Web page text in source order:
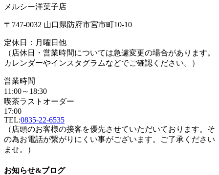
メルシー洋菓子店
〒747-0032 山口県防府市宮市町10-10
定休日：月曜日他
（店休日・営業時間については急遽変更の場合があります。
カレンダーやインスタグラムなどでご確認ください。）
営業時間
11:00～18:30
喫茶ラストオーダー
17:00
TEL:0835-22-6535
（店頭のお客様の接客を優先させていただいております。そ
の為お電話が繋がりにくい事がございます。ご了承ください
ませ。）
お知らせ&ブログ